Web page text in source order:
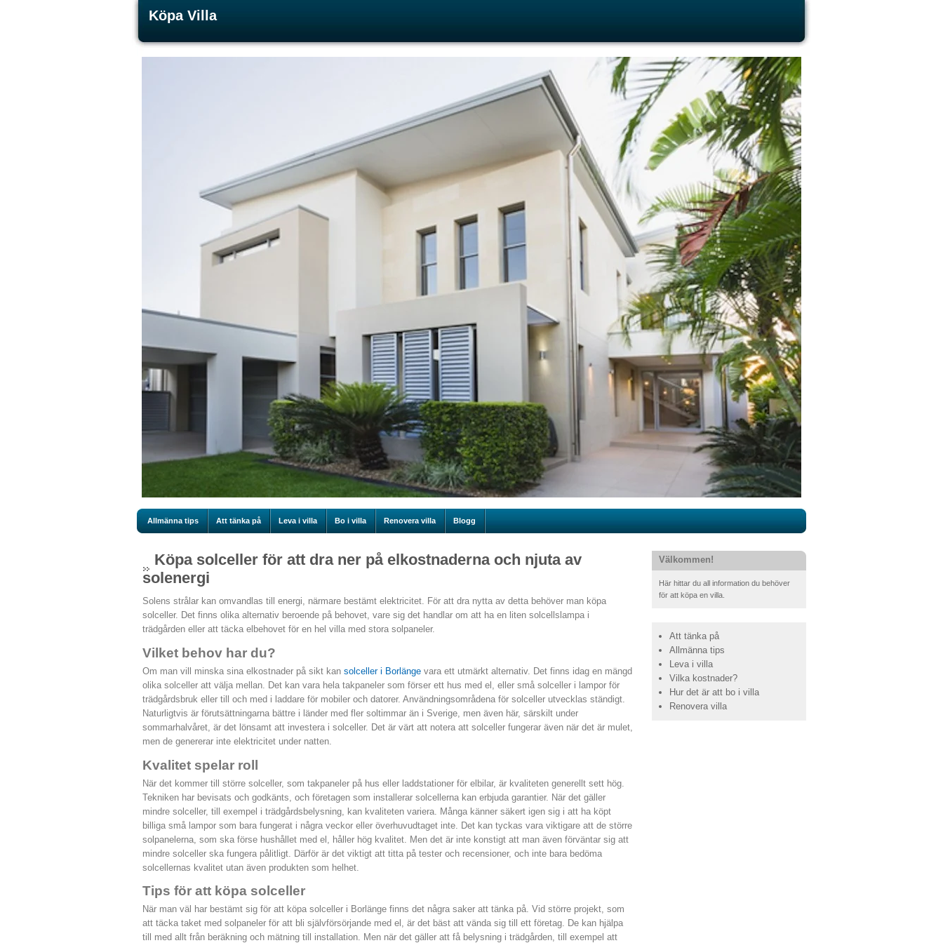
Köpa Villa
Allmänna tips Att tänka på Leva i villa Bo i villa Renovera villa Blogg
Välkommen!
Här hittar du all information du behöver
för att köpa en villa.
Att tänka på
Allmänna tips
Leva i villa
Vilka kostnader?
Hur det är att bo i villa
Renovera villa
Köpa solceller för att dra ner på elkostnaderna och njuta av
solenergi
Solens strålar kan omvandlas till energi, närmare bestämt elektricitet. För att dra nytta av detta behöver man köpa
solceller. Det finns olika alternativ beroende på behovet, vare sig det handlar om att ha en liten solcellslampa i
trädgården eller att täcka elbehovet för en hel villa med stora solpaneler.
Vilket behov har du?
Om man vill minska sina elkostnader på sikt kan solceller i Borlänge vara ett utmärkt alternativ. Det finns idag en mängd
olika solceller att välja mellan. Det kan vara hela takpaneler som förser ett hus med el, eller små solceller i lampor för
trädgårdsbruk eller till och med i laddare för mobiler och datorer. Användningsområdena för solceller utvecklas ständigt.
Naturligtvis är förutsättningarna bättre i länder med fler soltimmar än i Sverige, men även här, särskilt under
sommarhalvåret, är det lönsamt att investera i solceller. Det är värt att notera att solceller fungerar även när det är mulet,
men de genererar inte elektricitet under natten.
Kvalitet spelar roll
När det kommer till större solceller, som takpaneler på hus eller laddstationer för elbilar, är kvaliteten generellt sett hög.
Tekniken har bevisats och godkänts, och företagen som installerar solcellerna kan erbjuda garantier. När det gäller
mindre solceller, till exempel i trädgårdsbelysning, kan kvaliteten variera. Många känner säkert igen sig i att ha köpt
billiga små lampor som bara fungerat i några veckor eller överhuvudtaget inte. Det kan tyckas vara viktigare att de större
solpanelerna, som ska förse hushållet med el, håller hög kvalitet. Men det är inte konstigt att man även förväntar sig att
mindre solceller ska fungera pålitligt. Därför är det viktigt att titta på tester och recensioner, och inte bara bedöma
solcellernas kvalitet utan även produkten som helhet.
Tips för att köpa solceller
När man väl har bestämt sig för att köpa solceller i Borlänge finns det några saker att tänka på. Vid större projekt, som
att täcka taket med solpaneler för att bli självförsörjande med el, är det bäst att vända sig till ett företag. De kan hjälpa
till med allt från beräkning och mätning till installation. Men när det gäller att få belysning i trädgården, till exempel att